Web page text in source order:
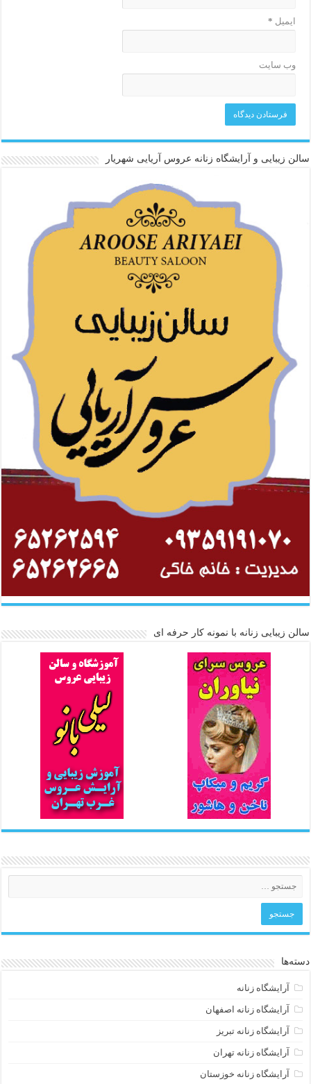
ایمیل *
وب‌ سایت
سالن زیبایی و آرایشگاه زنانه عروس آریایی شهریار
سالن زیبایی زنانه با نمونه کار حرفه ای
دسته‌ها
آرایشگاه زنانه
آرایشگاه زنانه اصفهان
آرایشگاه زنانه تبریز
آرایشگاه زنانه تهران
آرایشگاه زنانه خوزستان